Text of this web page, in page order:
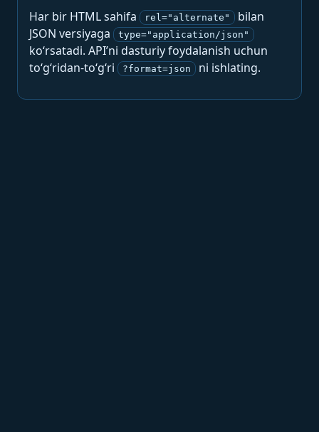
Har bir HTML sahifa rel="alternate"
bilan
JSON versiyaga
type="application/json"
ko‘rsatadi. API’ni dasturiy foydalanish uchun
to‘g‘ridan-to‘g‘ri
?format=json ni ishlating.